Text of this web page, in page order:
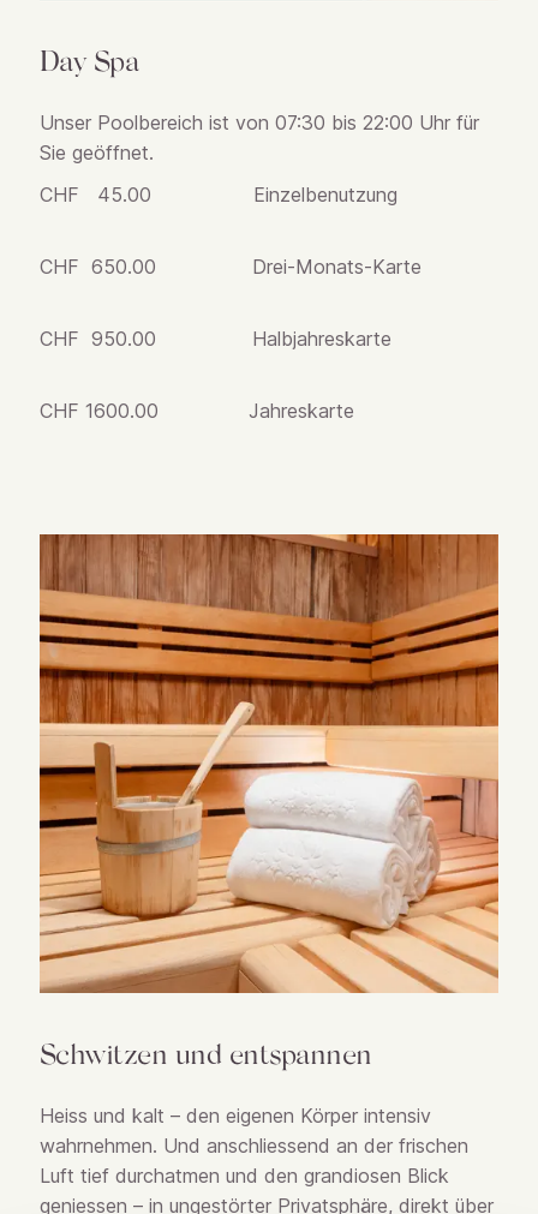
Day Spa
Unser Poolbereich ist von 07:30 bis 22:00 Uhr für
Sie geöffnet.
CHF 45.00 Einzelbenutzung
CHF 650.00 Drei-Monats-Karte
CHF 950.00 Halbjahreskarte
CHF 1600.00 Jahreskarte
Schwitzen und entspannen
Heiss und kalt – den eigenen Körper intensiv
wahrnehmen. Und anschliessend an der frischen
Luft tief durchatmen und den grandiosen Blick
geniessen – in ungestörter Privatsphäre, direkt über